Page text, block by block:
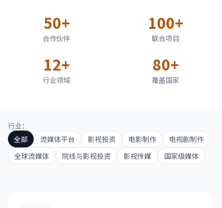
50+
合作伙伴
100+
联合项目
12+
行业领域
80+
覆盖国家
行业：
全部
流媒体平台 影视投资 电影制作
电视剧制作
全球流媒体
院线与影视投资 影视传媒 国家级媒体